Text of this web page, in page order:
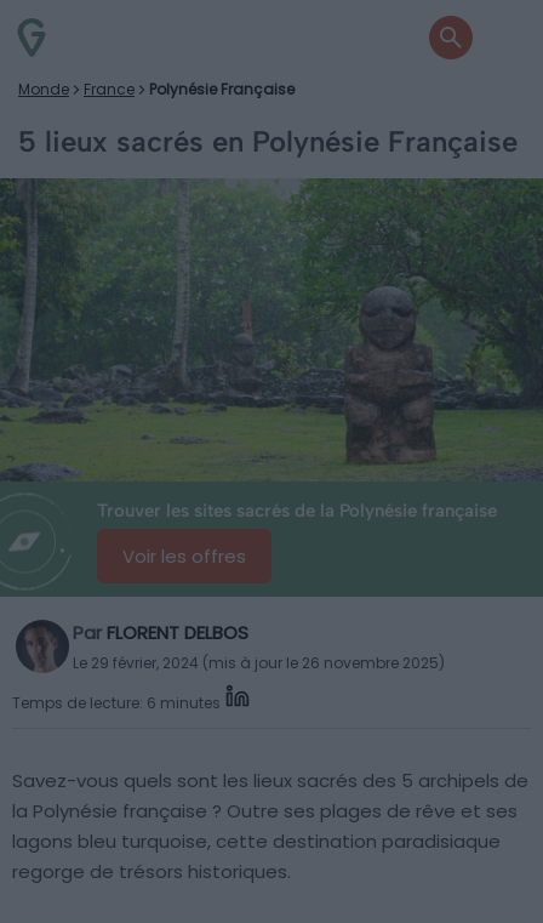
Monde France Polynésie Française
5 lieux sacrés en Polynésie Française
Trouver les sites sacrés de la Polynésie française
Voir les offres
Par FLORENT DELBOS
Le 29 février, 2024 (mis à jour le 26 novembre 2025)
Temps de lecture: 6 minutes
Savez-vous quels sont les lieux sacrés des 5 archipels de
la Polynésie française ? Outre ses plages de rêve et ses
lagons bleu turquoise, cette destination paradisiaque
regorge de trésors historiques.